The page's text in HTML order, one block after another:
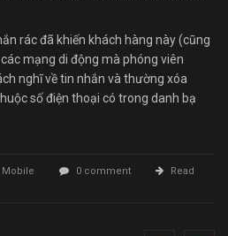
rác đã khiến khách hàng này (cũng
mạng di động mà phóng viên
nghĩ về tin nhắn và thường xóa
số điện thoại có trong danh bạ
Mobile 0 comment
Read